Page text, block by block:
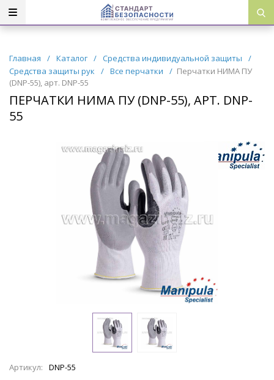
Главная / Каталог / Средства индивидуальной защиты
/
Средства защиты рук
/ Все перчатки / Перчатки НИМА ПУ
(DNP-55), арт. DNP-55
ПЕРЧАТКИ НИМА ПУ (DNP-55), АРТ. DNP-
55
Артикул: DNP-55